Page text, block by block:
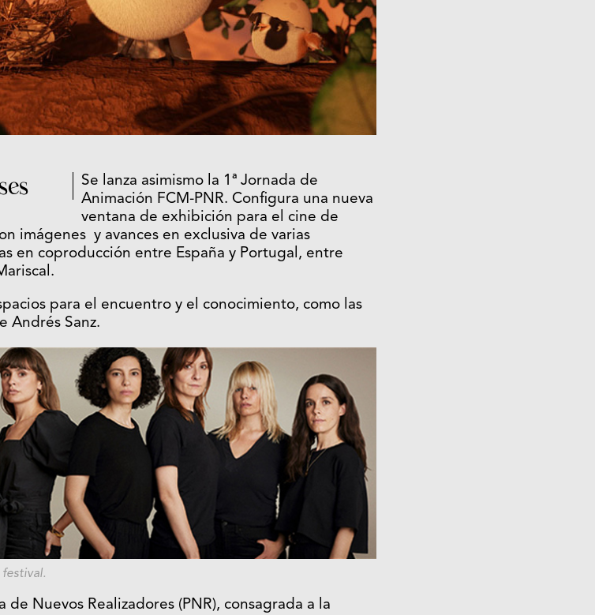
Se lanza asimismo la 1ª Jornada de
Animación FCM-PNR. Configura una nueva
ventana de exhibición para el cine de
imágenes y avances en exclusiva de varias
en coproducción entre España y Portugal, entre
para el encuentro y el conocimiento, como las
Andrés Sanz.
Nuevos Realizadores (PNR), consagrada a la